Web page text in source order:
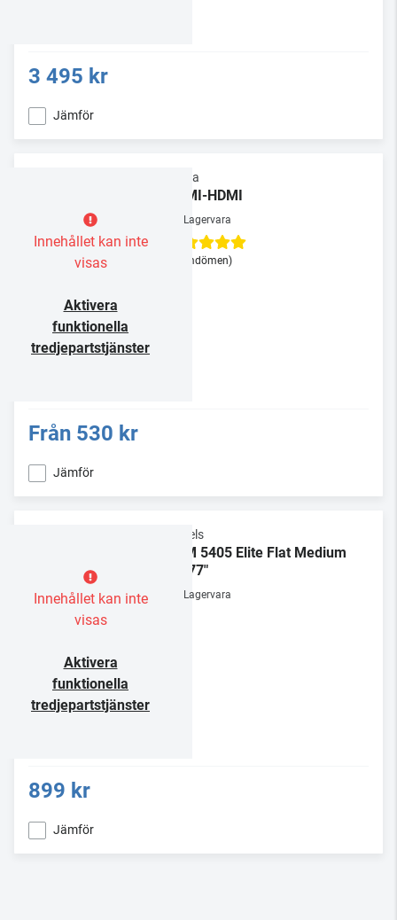
3 495 kr
Jämför
Innehållet kan inte
visas
Aktivera
funktionella
tredjepartstjänster
Supra
HDMI-HDMI
Lagervara
(3 omdömen)
Från 530 kr
Jämför
Innehållet kan inte
visas
Aktivera
funktionella
tredjepartstjänster
Vogels
TVM 5405 Elite Flat Medium
32-77"
Lagervara
899 kr
Jämför